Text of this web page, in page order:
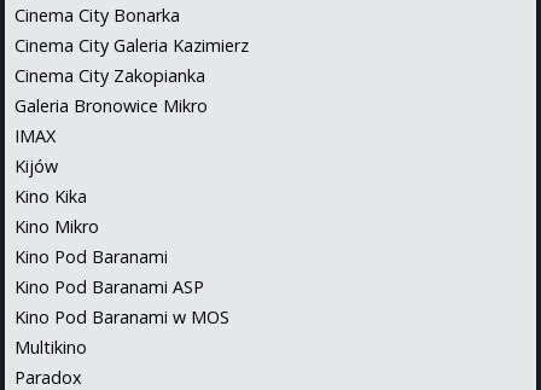
Cinema City Bonarka
Cinema City Galeria Kazimierz
Cinema City Zakopianka
Galeria Bronowice Mikro
IMAX
Kijów
Kino Kika
Kino Mikro
Kino Pod Baranami
Kino Pod Baranami ASP
Kino Pod Baranami w MOS
Multikino
Paradox